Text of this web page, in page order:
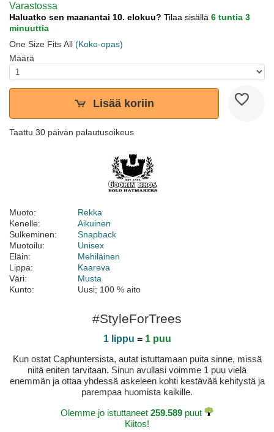
Varastossa
Haluatko sen maanantai 10. elokuu? Tilaa sisällä 6 tuntia 3
minuuttia
One Size Fits All (Koko-opas)
Määrä
Lisää koriin
Taattu 30 päivän palautusoikeus
Muoto:
Rekka
Kenelle:
Aikuinen
Sulkeminen:
Snapback
Muotoilu:
Unisex
Eläin:
Mehiläinen
Lippa:
Kaareva
Väri:
Musta
Kunto:
Uusi; 100 % aito
#StyleForTrees
1 lippu = 1 puu
Kun ostat Caphuntersista, autat istuttamaan puita sinne, missä
niitä eniten tarvitaan. Sinun avullasi voimme 1 puu vielä
enemmän ja ottaa yhdessä askeleen kohti kestävää kehitystä ja
parempaa huomista kaikille.
Olemme jo istuttaneet 259.589 puut
Kiitos!